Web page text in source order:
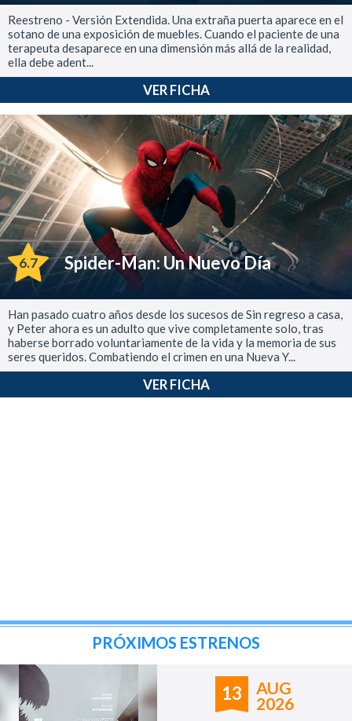
Reestreno - Versión Extendida. Una extraña puerta aparece en el
sotano de una exposición de muebles. Cuando el paciente de una
terapeuta desaparece en una dimensión más allá de la realidad,
ella debe adent...
VER FICHA
6.7 Spider-Man: Un Nuevo Día
Han pasado cuatro años desde los sucesos de Sin regreso a casa,
y Peter ahora es un adulto que vive completamente solo, tras
haberse borrado voluntariamente de la vida y la memoria de sus
seres queridos. Combatiendo el crimen en una Nueva Y...
VER FICHA
PRÓXIMOS ESTRENOS
13
AUG
2026